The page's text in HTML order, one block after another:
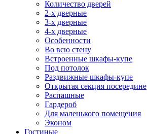
Количество дверей
2-х дверные
3-х дверные
4-х дверные
Особенности
Во всю стену
Встроенные шкафы-купе
Под потолок
Раздвижные шкафы-купе
Открытая секция посередине
Распашные
Гардероб
Для маленького помещения
Эконом
Гостиные